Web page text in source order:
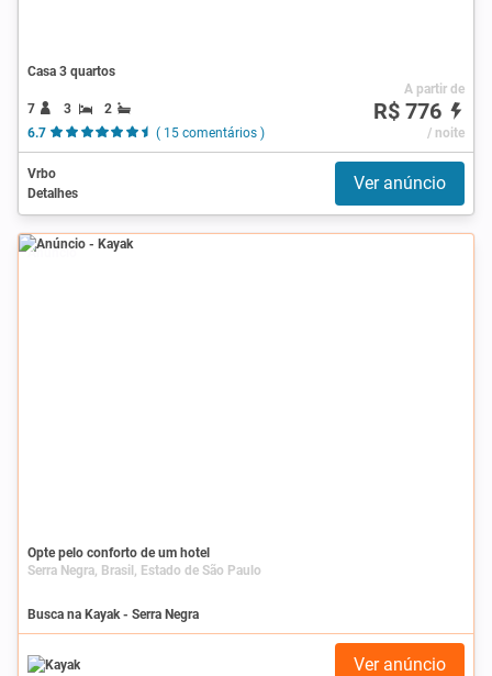
Casa 3 quartos
7 3
2
6.7
( 15 comentários )
A partir de
R$ 776
/ noite
Vrbo
Detalhes
Ver anúncio
Anúncio
Opte pelo conforto de um hotel
Serra Negra, Brasil, Estado de São Paulo
Busca na Kayak - Serra Negra
Ver anúncio